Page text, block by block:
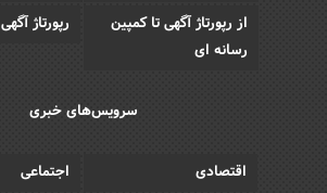
از رپورتاژ آگهی تا کمپین
رسانه ای
رپورتاژ آگهی
سرویس‌های خبری
اقتصادی اجتماعی